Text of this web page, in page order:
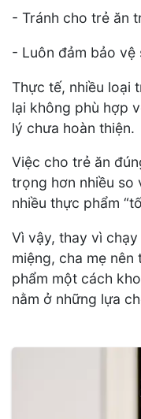
- Tránh cho trẻ ăn
- Luôn đảm bảo vệ
Thực tế, nhiều loại
lại không phù hợp
lý chưa hoàn thiện.
Việc cho trẻ ăn
trọng hơn nhiều so
nhiều thực phẩm
Vì vậy, thay vì
miệng, cha mẹ
phẩm một cách
nằm ở những lựa